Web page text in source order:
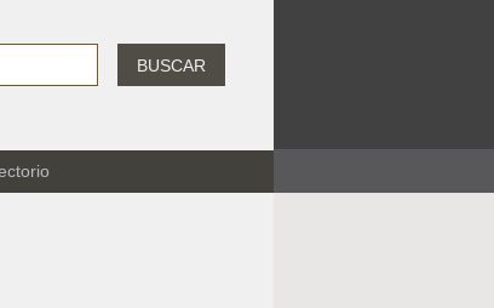
BUSCAR